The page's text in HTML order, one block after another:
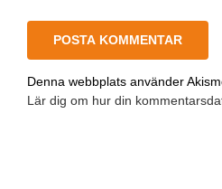
Denna webbplats använder
Lär dig om hur din